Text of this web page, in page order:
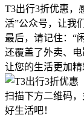
T3出行3折优惠，
活”公众号，让我
最后，请记住：“
还覆盖了外卖、
让您的生活更加精
扫描下方二维码
好生活吧！